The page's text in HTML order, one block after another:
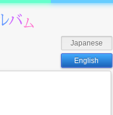
Japanese
English